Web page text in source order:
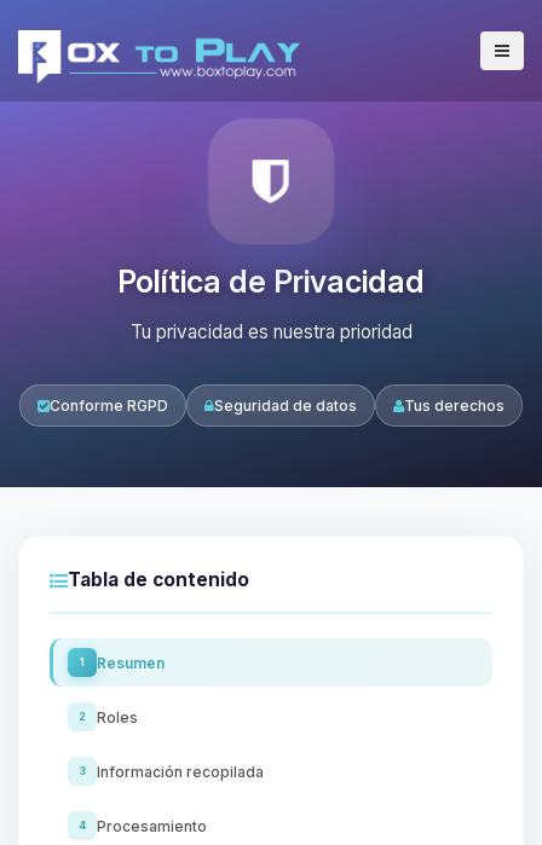
Política de Privacidad
Tu privacidad es nuestra prioridad
Conforme RGPD Seguridad de datos Tus derechos
Tabla de contenido
1 Resumen
2 Roles
3 Información recopilada
4 Procesamiento